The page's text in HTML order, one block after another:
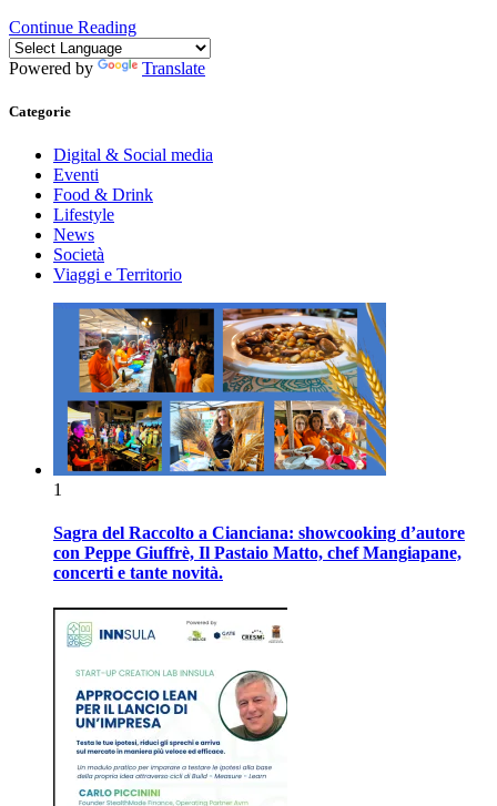
Continue Reading
Powered by Translate
Categorie
Digital & Social media
Eventi
Food & Drink
Lifestyle
News
Società
Viaggi e Territorio
1
Sagra del Raccolto a Cianciana: showcooking d’autore
con Peppe Giuffrè, Il Pastaio Matto, chef Mangiapane,
concerti e tante novità.